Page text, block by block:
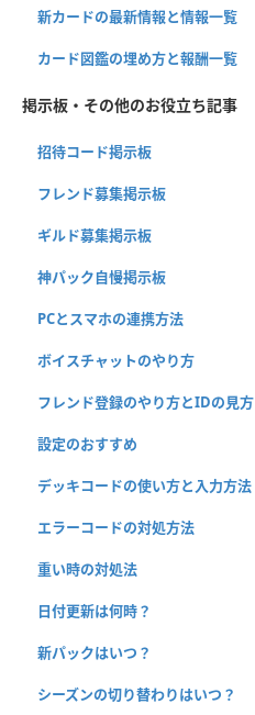
新カードの最新情報と情報一覧
カード図鑑の埋め方と報酬一覧
掲示板・その他のお役立ち記事
招待コード掲示板
フレンド募集掲示板
ギルド募集掲示板
神パック自慢掲示板
PCとスマホの連携方法
ボイスチャットのやり方
フレンド登録のやり方とIDの見方
設定のおすすめ
デッキコードの使い方と入力方法
エラーコードの対処方法
重い時の対処法
日付更新は何時？
新パックはいつ？
シーズンの切り替わりはいつ？